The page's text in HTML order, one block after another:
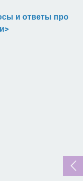
и ответы про